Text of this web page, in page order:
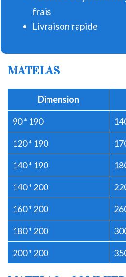
frais
Livraison rapide
MATELAS
Dimension
90 * 190
120 * 190
140 * 190
140 * 200
160 * 200
180 * 200
200 * 200